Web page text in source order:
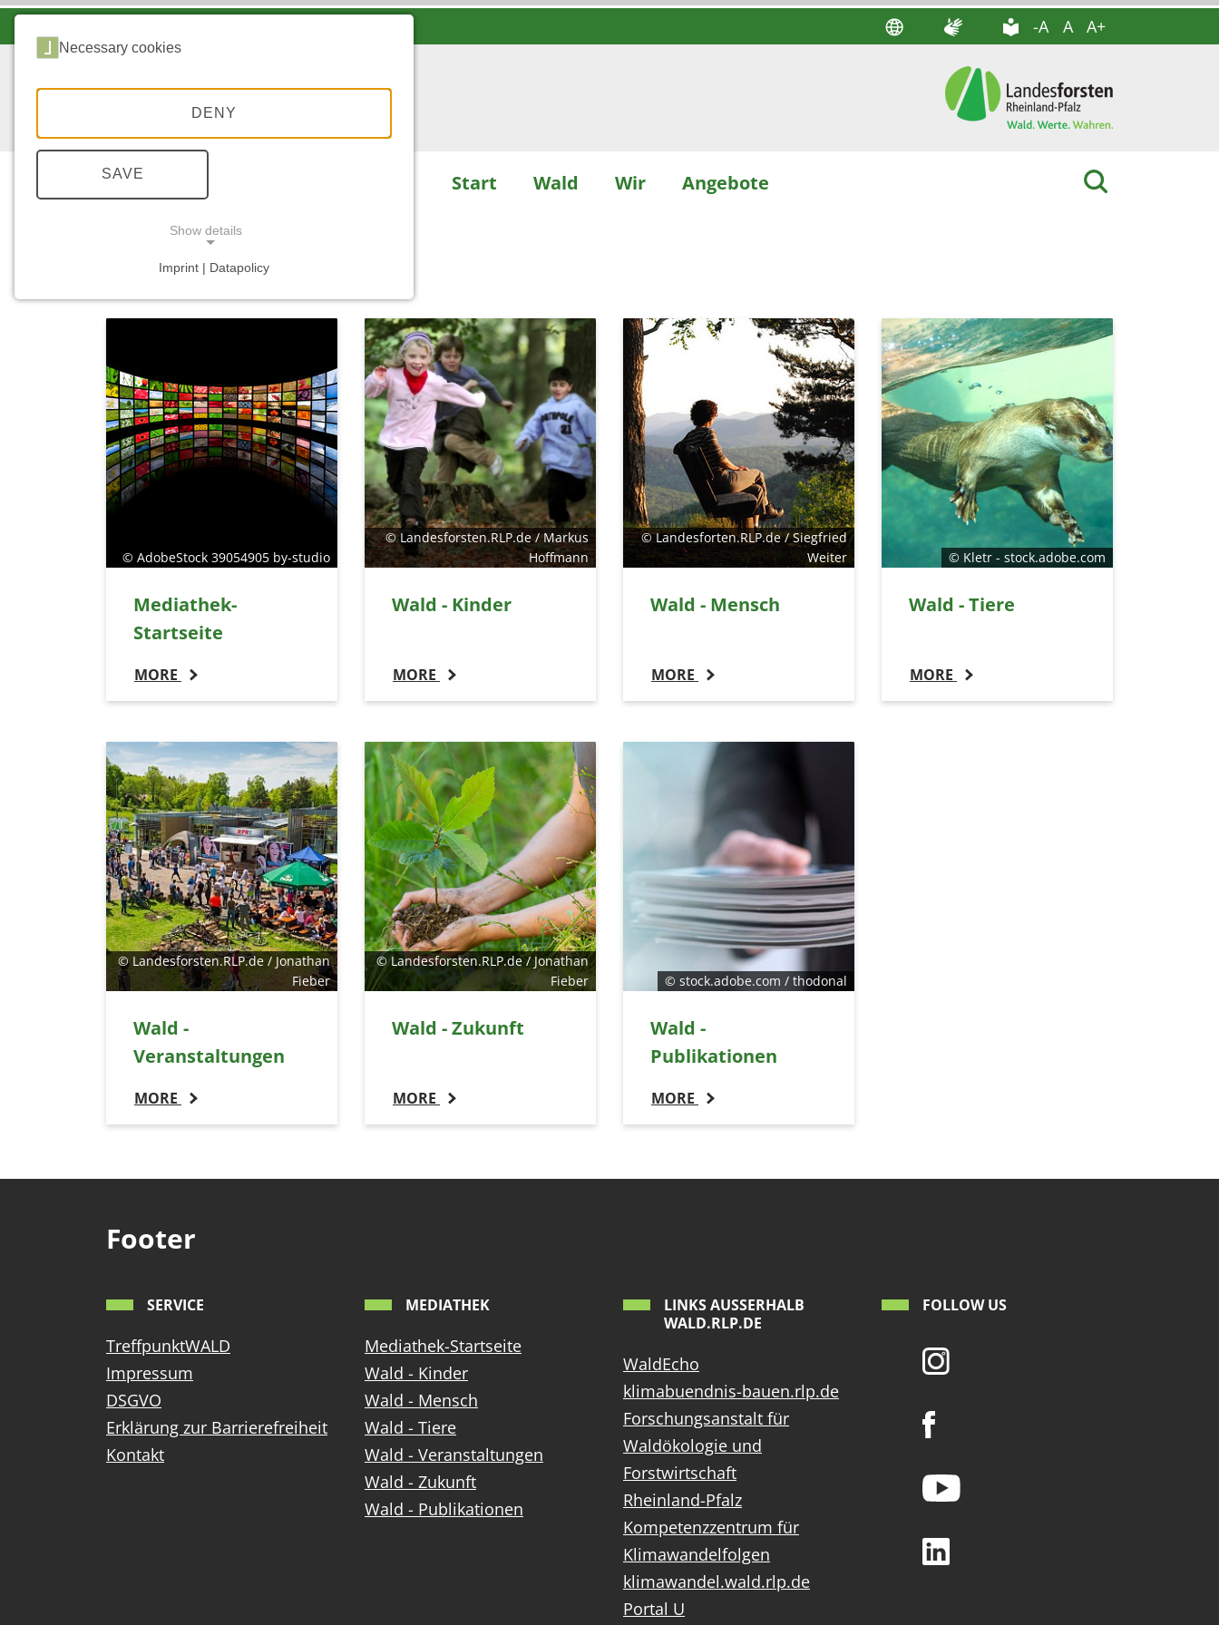
-A A A+
Start Wald Wir Angebote
... MEDIATHEK
© AdobeStock 39054905 by-studio
Mediathek-
Startseite
MORE
© Landesforsten.RLP.de / Markus
Hoffmann
Wald - Kinder
MORE
© Landesforten.RLP.de / Siegfried
Weiter
Wald - Mensch
MORE
© Kletr - stock.adobe.com
Wald - Tiere
MORE
© Landesforsten.RLP.de / Jonathan
Fieber
Wald -
Veranstaltungen
MORE
© Landesforsten.RLP.de / Jonathan
Fieber
Wald - Zukunft
MORE
© stock.adobe.com / thodonal
Wald -
Publikationen
MORE
Footer
SERVICE
TreffpunktWALD
Impressum
DSGVO
Erklärung zur Barrierefreiheit
Kontakt
MEDIATHEK
Mediathek-Startseite
Wald - Kinder
Wald - Mensch
Wald - Tiere
Wald - Veranstaltungen
Wald - Zukunft
Wald - Publikationen
LINKS AUSSERHALB W
ALD.RLP.DE
WaldEcho
klimabuendnis-bauen.rlp.de
Forschungsanstalt für
Waldökologie und
Forstwirtschaft
Rheinland-Pfalz
Kompetenzzentrum für
Klimawandelfolgen
klimawandel.wald.rlp.de
Portal U
FOLLOW US
Necessary cookies
DENY
SAVE
Show details
Imprint | Datapolicy